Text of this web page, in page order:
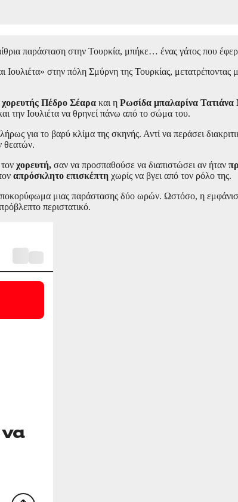
παράσταση στην Τουρκία, μπήκε… ένας γάτος που
στην πόλη Σμύρνη της Τουρκίας, μετατρέποντας
χορευτής Πέδρο Σέαρα και η Ρωσίδα μπαλαρίνα
την Ιουλιέτα να θρηνεί πάνω από το σώμα του.
για το βαρύ κλίμα της σκηνής. Αντί να περάσει
θεατών.
τον χορευτή, σαν να προσπαθούσε να διαπιστώσει αν ήταν
απρόσκλητο επισκέπτη χωρίς να βγει από τον ρόλο της.
μιας παράστασης δύο ωρών. Ωστόσο, η
περιστατικό.